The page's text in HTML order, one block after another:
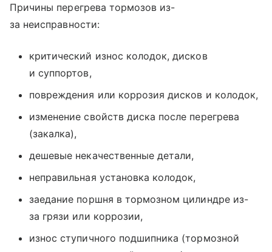
Причины перегрева тормозов из-
за неисправности:
критический износ колодок, дисков
и суппортов,
повреждения или коррозия дисков и колодок,
изменение свойств диска после перегрева
(закалка),
дешевые некачественные детали,
неправильная установка колодок,
заедание поршня в тормозном цилиндре из-
за грязи или коррозии,
износ ступичного подшипника (тормозной